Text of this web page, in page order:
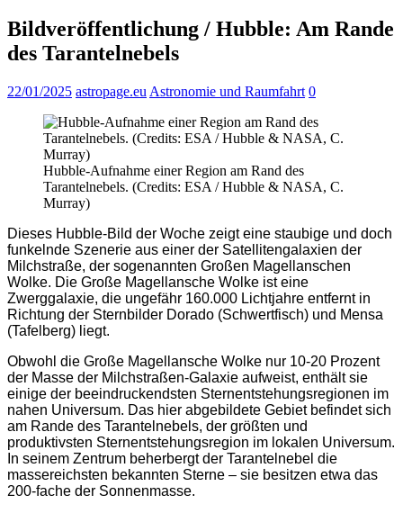
Bildveröffentlichung / Hubble: Am Rande
des Tarantelnebels
22/01/2025 astropage.eu Astronomie und Raumfahrt 0
Hubble-Aufnahme einer Region am Rand des
Tarantelnebels. (Credits: ESA / Hubble & NASA, C.
Murray)
Dieses Hubble-Bild der Woche zeigt eine staubige und doch
funkelnde Szenerie aus einer der Satellitengalaxien der
Milchstraße, der sogenannten Großen Magellanschen
Wolke. Die Große Magellansche Wolke ist eine
Zwerggalaxie, die ungefähr 160.000 Lichtjahre entfernt in
Richtung der Sternbilder Dorado (Schwertfisch) und Mensa
(Tafelberg) liegt.
Obwohl die Große Magellansche Wolke nur 10-20 Prozent
der Masse der Milchstraßen-Galaxie aufweist, enthält sie
einige der beeindruckendsten Sternentstehungsregionen im
nahen Universum. Das hier abgebildete Gebiet befindet sich
am Rande des Tarantelnebels, der größten und
produktivsten Sternentstehungsregion im lokalen Universum.
In seinem Zentrum beherbergt der Tarantelnebel die
massereichsten bekannten Sterne – sie besitzen etwa das
200-fache der Sonnenmasse.